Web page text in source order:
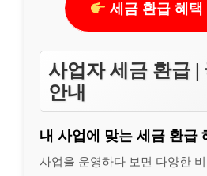
세금 환급 혜택
사업자 세금 환급 |
안내
내 사업에 맞는 세금 환급
사업을 운영하다 보면 다양한